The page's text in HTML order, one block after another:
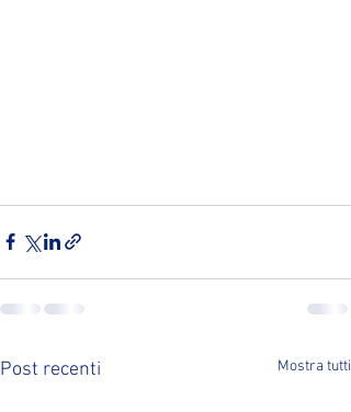
Post recenti Mostra tutti